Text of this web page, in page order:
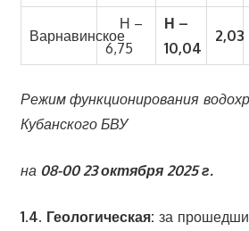
Варнавинское
Н –
6,75
Н –
10,04
2,03
Режим функционирования
Кубанского БВУ
на 08-00 23 октября 2025 г.
1.4. Геологическая: за